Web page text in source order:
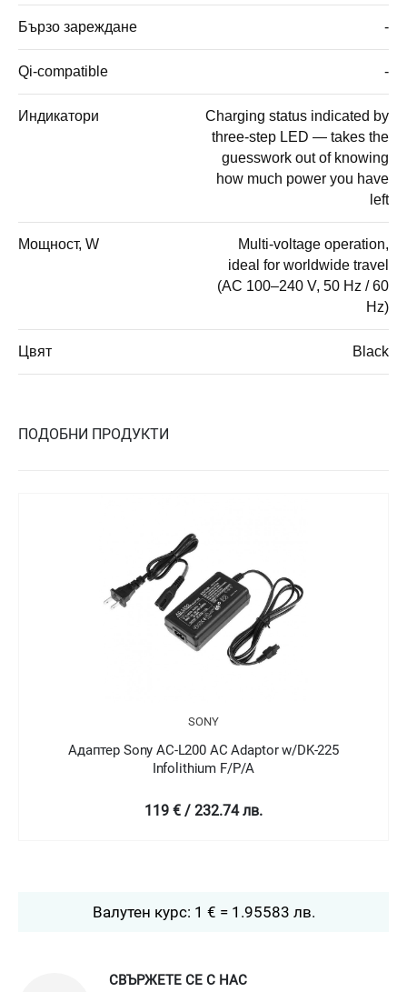
Бързо зареждане -
Qi-compatible -
Индикатори
Charging status indicated by
three-step LED — takes the
guesswork out of knowing
how much power you have
left
Мощност, W
Multi-voltage operation,
ideal for worldwide travel
(AC 100–240 V, 50 Hz / 60
Hz)
Цвят Black
ПОДОБНИ ПРОДУКТИ
SONY
Адаптер Sony AC-L200 AC Adaptor w/DK-225
Infolithium F/P/A
119 € / 232.74 лв.
Валутен курс: 1 € = 1.95583 лв.
СВЪРЖЕТЕ СЕ С НАС